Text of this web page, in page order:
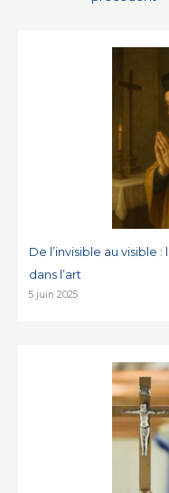
De l’invisible au visible
dans l’art
5 juin 2025